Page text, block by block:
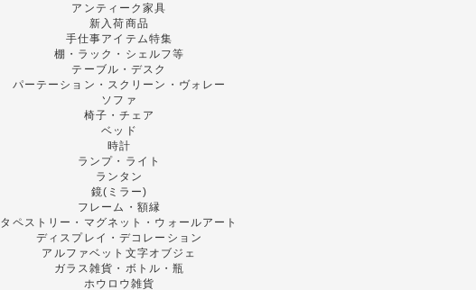
アンティーク家具
新入荷商品
手仕事アイテム特集
棚・ラック・シェルフ等
テーブル・デスク
パーテーション・スクリーン・ヴォレー
ソファ
椅子・チェア
ベッド
時計
ランプ・ライト
ランタン
鏡(ミラー)
フレーム・額縁
タペストリー・マグネット・ウォールアート
ディスプレイ・デコレーション
アルファベット文字オブジェ
ガラス雑貨・ボトル・瓶
ホウロウ雑貨